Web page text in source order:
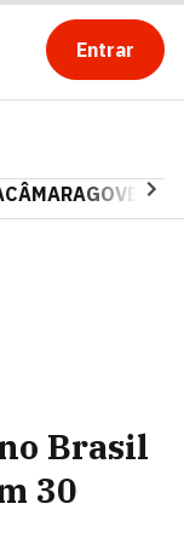
Entrar
CÂMARAGOVERNO
Brasil
30